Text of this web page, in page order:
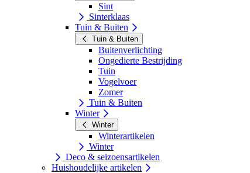
Sint
Sinterklaas
Tuin & Buiten
Tuin & Buiten
Buitenverlichting
Ongedierte Bestrijding
Tuin
Vogelvoer
Zomer
Tuin & Buiten
Winter
Winter
Winterartikelen
Winter
Deco & seizoensartikelen
Huishoudelijke artikelen